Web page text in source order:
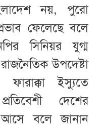
নয়, পুরো
ফেলেছে বলে
সিনিয়র যুগ্ম
রাজনৈতিক উপদেষ্টা
ইস্যুতে
দেশের
আসে বলে জানান